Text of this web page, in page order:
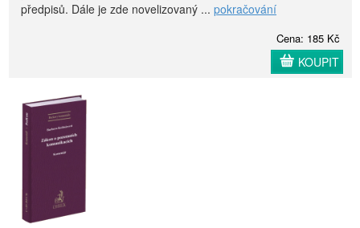
předpisů. Dále je zde novelizovaný ... pokračování
Cena: 185 Kč
KOUPIT